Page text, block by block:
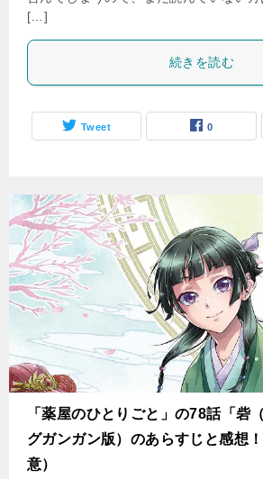
[…]
続きを読む
Tweet 0
「薬屋のひとりごと」の78話「砦
グガンガン版）のあらすじと感想
意）